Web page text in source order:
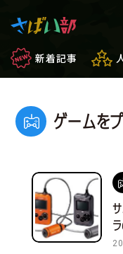
新着記事
マンガ・アニメ
もしもの場合
サバイバルゲーム
ゲームを